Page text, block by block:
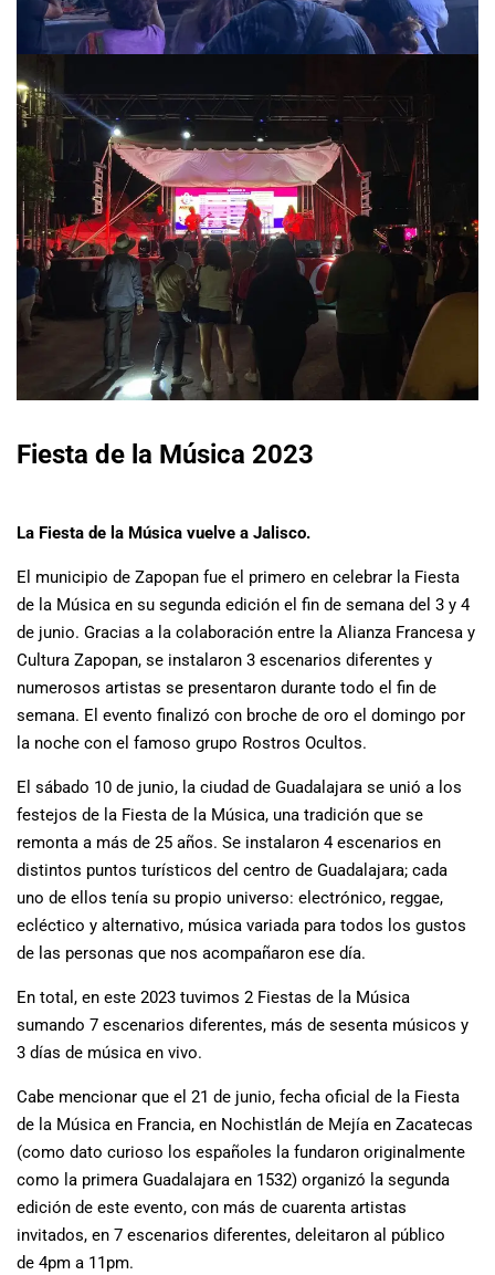
Fiesta de la Música 2023
La Fiesta de la Música vuelve a Jalisco.
El municipio de Zapopan fue el primero en celebrar la Fiesta
de la Música en su segunda edición el fin de semana del 3 y 4
de junio. Gracias a la colaboración entre la Alianza Francesa y
Cultura Zapopan, se instalaron 3 escenarios diferentes y
numerosos artistas se presentaron durante todo el fin de
semana. El evento finalizó con broche de oro el domingo por
la noche con el famoso grupo Rostros Ocultos.
El sábado 10 de junio, la ciudad de Guadalajara se unió a los
festejos de la Fiesta de la Música, una tradición que se
remonta a más de 25 años. Se instalaron 4 escenarios en
distintos puntos turísticos del centro de Guadalajara; cada
uno de ellos tenía su propio universo: electrónico, reggae,
ecléctico y alternativo, música variada para todos los gustos
de las personas que nos acompañaron ese día.
En total, en este 2023 tuvimos 2 Fiestas de la Música
sumando 7 escenarios diferentes, más de sesenta músicos y
3 días de música en vivo.
Cabe mencionar que el 21 de junio, fecha oficial de la Fiesta
de la Música en Francia, en Nochistlán de Mejía en Zacatecas
(como dato curioso los españoles la fundaron originalmente
como la primera Guadalajara en 1532) organizó la segunda
edición de este evento, con más de cuarenta artistas
invitados, en 7 escenarios diferentes, deleitaron al público
de 4pm a 11pm.